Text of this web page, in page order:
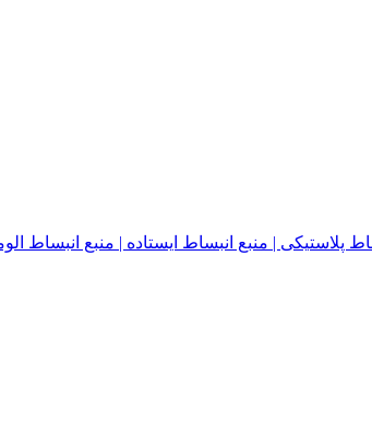
| منبع انبساط ایستاده | منبع انبساط